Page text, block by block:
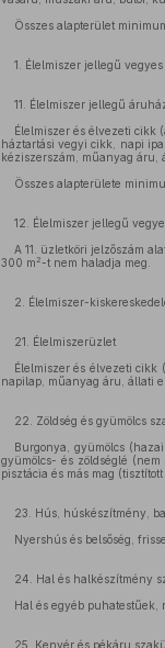
Összes alapterület
1. Élelmiszer jellegű
11. Élelmiszer jellegű
Élelmiszer és élvezeti cikk
háztartási vegyi cikk, napi
kéziszerszám, műanyag áru,
Összes alapterülete
12. Élelmiszer jellegű
A 11. üzletköri jelzőszám
300 m 2-t nem haladja meg.
2. Élelmiszer-
21. Élelmiszerüzlet
Élelmiszer és élvezeti cikk
napilap, műanyag áru, állati
22. Zöldség és gyümölcs
Burgonya, gyümölcs
gyümölcs- és zöldséglé
pisztácia és más mag
23. Hús, húskészítmény,
Nyershús és belsőség,
24. Hal és halkészítmény
Hal és egyéb puhatestűek,
25. Kenyér és pékáru